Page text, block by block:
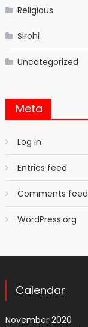
Religious
Sirohi
Uncategorized
Meta
Log in
Entries feed
Comments feed
WordPress.org
Calendar
November 2020